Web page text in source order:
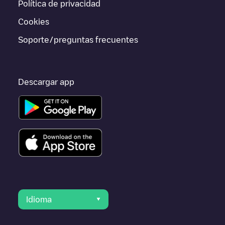
otras ciudades comoBerkel-Enschot
porque están cerca y se encuentran dentro de
Política de privacidad
Cookies
Soporte/preguntas frecuentes
Descargar app
Idioma